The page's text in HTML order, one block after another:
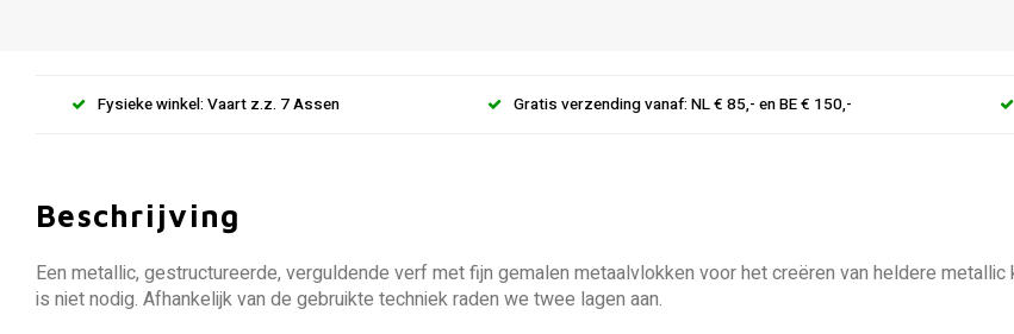
Fysieke winkel: Vaart z.z. 7 Assen Gratis verzending vanaf: NL € 85,- en BE € 150,-
Beschrijving
Een metallic, gestructureerde, verguldende verf met fijn gemalen metaalvlokken voor het creëren van heldere
is niet nodig. Afhankelijk van de gebruikte techniek raden we twee lagen aan.